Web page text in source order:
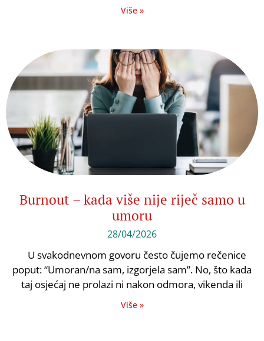
Više »
Burnout – kada više nije riječ samo u
umoru
28/04/2026
U svakodnevnom govoru često čujemo rečenice
poput: “Umoran/na sam, izgorjela sam”. No, što kada
taj osjećaj ne prolazi ni nakon odmora, vikenda ili
Više »